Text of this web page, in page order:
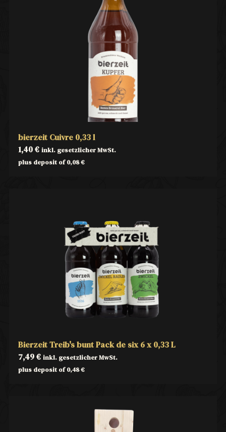
bierzeit Cuivre 0,33 l
1,40€ inkl. gesetzlicher MwSt.
plus deposit of0,08€
Bierzeit Treib's bunt Pack de six 6 x 0,33 L
7,49€ inkl. gesetzlicher MwSt.
plus deposit of0,48€